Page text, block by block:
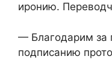
иронию.
— Благодарим за
подписанию